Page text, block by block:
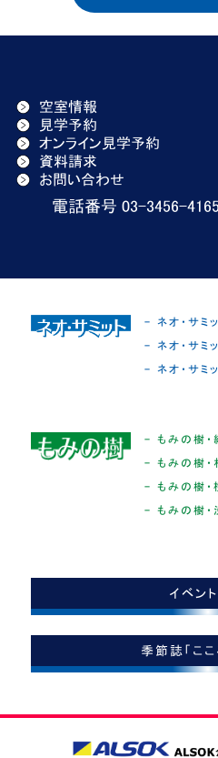
空室情報
見学予約
オンライン見学予約
資料請求
お問い合わせ
電話番号 03-3456-
- ネオ・サミ
- ネオ・サミ
- ネオ・サミ
- もみの樹・
- もみの樹・
- もみの樹・
- もみの樹・
イベン
季節誌「ここ